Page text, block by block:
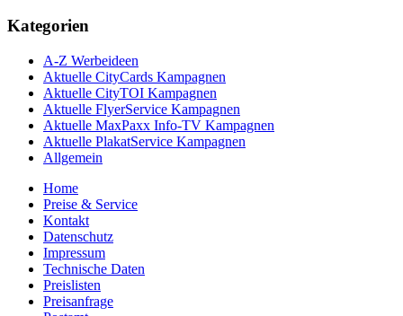
Kategorien
A-Z Werbeideen
Aktuelle CityCards Kampagnen
Aktuelle CityTOI Kampagnen
Aktuelle FlyerService Kampagnen
Aktuelle MaxPaxx Info-TV Kampagnen
Aktuelle PlakatService Kampagnen
Allgemein
Home
Preise & Service
Kontakt
Datenschutz
Impressum
Technische Daten
Preislisten
Preisanfrage